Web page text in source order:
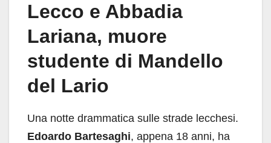
Lecco e Abbadia
Lariana, muore
studente di Mandello
del Lario
Una notte drammatica sulle strade lecchesi.
Edoardo Bartesaghi, appena 18 anni, ha